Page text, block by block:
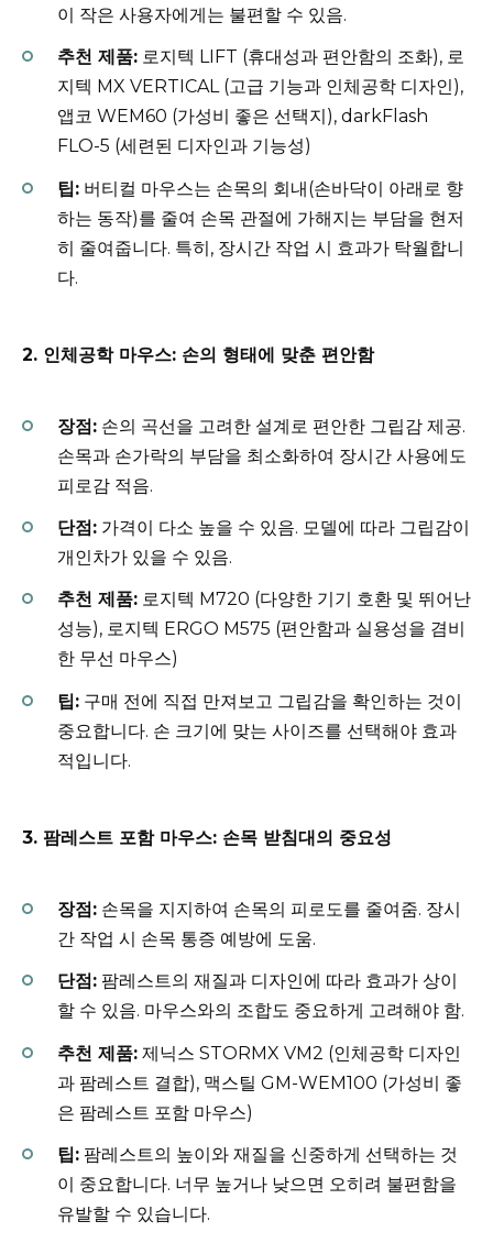
이 작은 사용자에게는 불편할 수 있음.
추천 제품: 로지텍 LIFT (휴대성과 편안함의 조화), 로
지텍 MX VERTICAL (고급 기능과 인체공학 디자인),
앱코 WEM60 (가성비 좋은 선택지), darkFlash
FLO-5 (세련된 디자인과 기능성)
팁: 버티컬 마우스는 손목의 회내(손바닥이 아래로 향
하는 동작)를 줄여 손목 관절에 가해지는 부담을 현저
히 줄여줍니다. 특히, 장시간 작업 시 효과가 탁월합니
다.
2. 인체공학 마우스: 손의 형태에 맞춘 편안함
장점: 손의 곡선을 고려한 설계로 편안한 그립감 제공.
손목과 손가락의 부담을 최소화하여 장시간 사용에도
피로감 적음.
단점: 가격이 다소 높을 수 있음. 모델에 따라 그립감이
개인차가 있을 수 있음.
추천 제품: 로지텍 M720 (다양한 기기 호환 및 뛰어난
성능), 로지텍 ERGO M575 (편안함과 실용성을 겸비
한 무선 마우스)
팁: 구매 전에 직접 만져보고 그립감을 확인하는 것이
중요합니다. 손 크기에 맞는 사이즈를 선택해야 효과
적입니다.
3. 팜레스트 포함 마우스: 손목 받침대의 중요성
장점: 손목을 지지하여 손목의 피로도를 줄여줌. 장시
간 작업 시 손목 통증 예방에 도움.
단점: 팜레스트의 재질과 디자인에 따라 효과가 상이
할 수 있음. 마우스와의 조합도 중요하게 고려해야 함.
추천 제품: 제닉스 STORMX VM2 (인체공학 디자인
과 팜레스트 결합), 맥스틸 GM-WEM100 (가성비 좋
은 팜레스트 포함 마우스)
팁: 팜레스트의 높이와 재질을 신중하게 선택하는 것
이 중요합니다. 너무 높거나 낮으면 오히려 불편함을
유발할 수 있습니다.